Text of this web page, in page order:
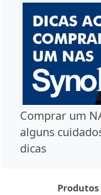
Comprar um
alguns
dicas